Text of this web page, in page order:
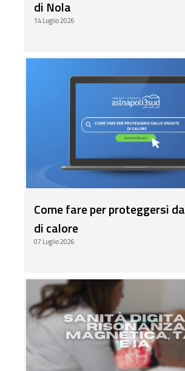
di Nola
14 Luglio 2026
Come fare per proteggersi
di calore
07 Luglio 2026